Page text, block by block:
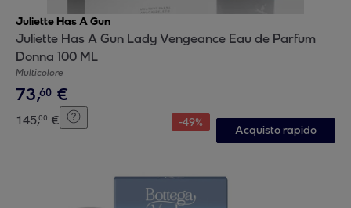
Juliette Has A Gun
Juliette Has A Gun Lady Vengeance Eau de Parfum
Donna 100 ML
Multicolore
73,60 €
145,00 € -49%
Acquisto rapido